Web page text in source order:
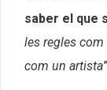
saber el que
les regles
com un artista